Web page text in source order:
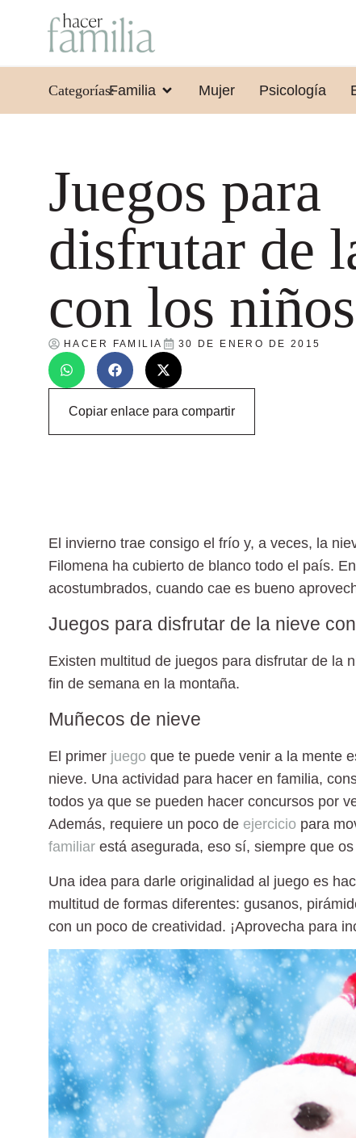
Categorías:Familia Mujer Psicología
Juegos para
disfrutar de
con los niños
HACER FAMILIA 30 DE ENERO DE 2015
Copiar enlace para compartir
El invierno trae consigo el frío y, a veces, la
Filomena ha cubierto de blanco todo el país.
acostumbrados, cuando cae es bueno
Juegos para disfrutar de la nieve
Existen multitud de juegos para disfrutar de la
fin de semana en la montaña.
Muñecos de nieve
El primer juego que te puede venir a la mente
nieve. Una actividad para hacer en familia,
todos ya que se pueden hacer concursos por
Además, requiere un poco de ejercicio para
familiar está asegurada, eso sí, siempre que
Una idea para darle originalidad al juego es
multitud de formas diferentes: gusanos,
con un poco de creatividad. ¡Aprovecha para